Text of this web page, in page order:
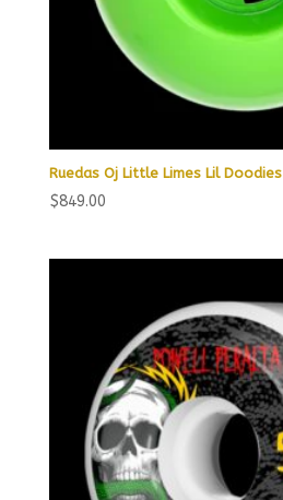
Ruedas Oj Little Limes Lil Doodies
$849.00